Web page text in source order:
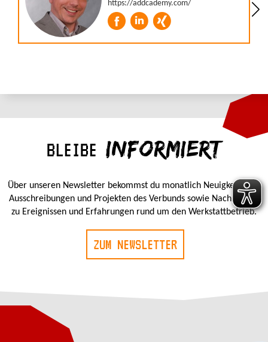
BLEIBE INFORMIERT
Über unseren Newsletter bekommst du monatlich Neuigkeiten zu
Ausschreibungen und Projekten des Verbunds sowie Nachrichten
zu Ereignissen und Erfahrungen rund um den Werkstattbetrieb.
ZUM NEWSLETTER